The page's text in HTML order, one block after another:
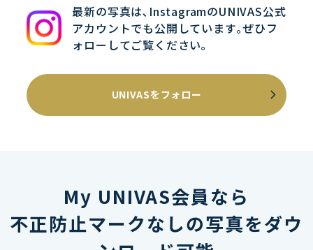
最新の写真は､InstagramのUNIVAS公式
アカウントでも公開しています｡ぜひフ
ォローしてご覧ください｡
UNIVASをフォロー
My UNIVAS会員なら
不正防止マークなしの写真をダウ